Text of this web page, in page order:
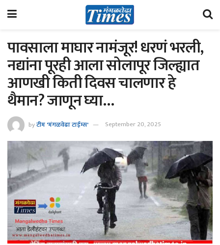
पावसाला माघार नामंजूर! धरणं भरली,
नद्यांना पूरही आला सोलापूर जिल्ह्यात
आणखी किती दिवस चालणार हे
थैमान? जाणून घ्या…
byटीम 'मंगळवेढा टाईम्स' September 20, 2025